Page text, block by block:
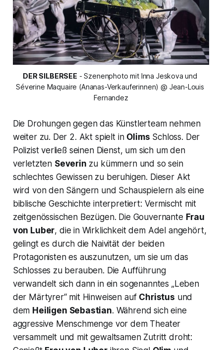
DER SILBERSEE - Szenenphoto mit Inna Jeskova und
Séverine Maquaire (Ananas-Verkauferinnen) @ Jean-Louis
Fernandez
Die Drohungen gegen das Künstlerteam nehmen
weiter zu. Der 2. Akt spielt in Olims Schloss. Der
Polizist verließ seinen Dienst, um sich um den
verletzten Severin zu kümmern und so sein
schlechtes Gewissen zu beruhigen. Dieser Akt
wird von den Sängern und Schauspielern als eine
biblische Geschichte interpretiert: Vermischt mit
zeitgenössischen Bezügen. Die Gouvernante Frau
von Luber, die in Wirklichkeit dem Adel angehört,
gelingt es durch die Naivität der beiden
Protagonisten es auszunutzen, um sie um das
Schlosses zu berauben. Die Aufführung
verwandelt sich dann in ein sogenanntes „Leben
der Märtyrer“mit Hinweisen auf Christus und
dem Heiligen Sebastian. Während sich eine
aggressive Menschmenge vor dem Theater
versammelt und mit gewaltsamen Zutritt droht: